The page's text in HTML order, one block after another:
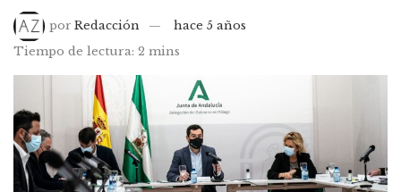
por Redacción
hace 5 años
Tiempo de lectura: 2 mins